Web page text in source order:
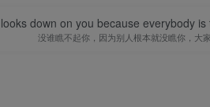
down on you because everybody
没谁瞧不起你，因为别人根本就没瞧你，大